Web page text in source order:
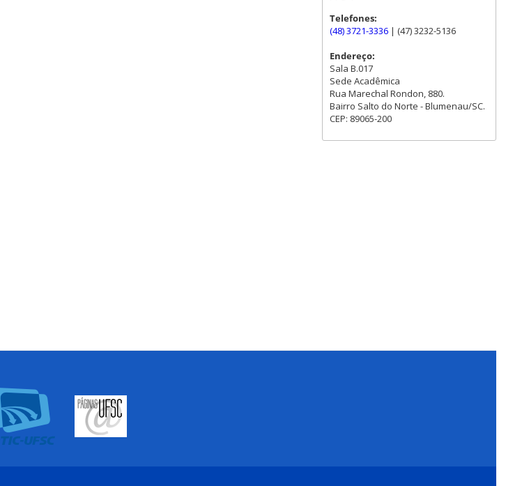
Telefones:
(48) 3721-3336 | (47) 3232-5136
Endereço:
Sala B.017
Sede Acadêmica
Rua Marechal Rondon, 880.
Bairro Salto do Norte - Blumenau/SC.
CEP: 89065-200